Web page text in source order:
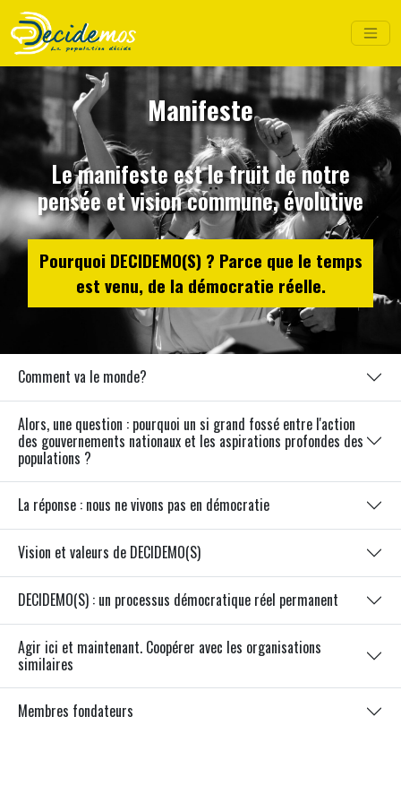
Manifeste
Le manifeste est le fruit de notre
pensée et vision commune, évolutive
Pourquoi DECIDEMO(S) ? Parce que le temps
est venu, de la démocratie réelle.
Comment va le monde?
Alors, une question : pourquoi un si grand fossé entre l'action
des gouvernements nationaux et les aspirations profondes des
populations ?
La réponse : nous ne vivons pas en démocratie
Vision et valeurs de DECIDEMO(S)
DECIDEMO(S) : un processus démocratique réel permanent
Agir ici et maintenant. Coopérer avec les organisations
similaires
Membres fondateurs